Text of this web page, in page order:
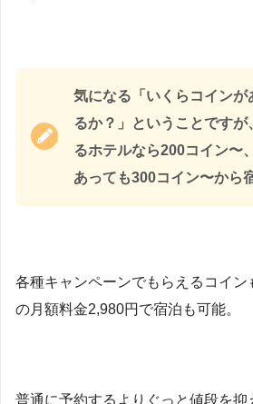
気になる「いくらコインが
るか？」ということですが
るホテルなら200コイン〜
あっても300コイン〜から
各種キャンペーンでもらえるコイン
の月額料金2,980円で宿泊も可能。
普通に予約するよりぐっと値段を抑